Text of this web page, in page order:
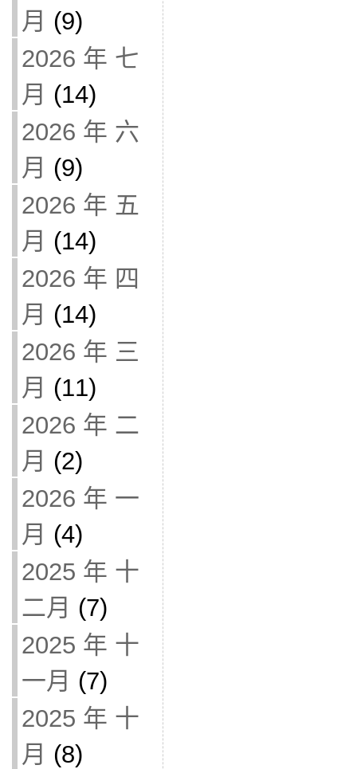
月 (9)
2026 年 七
月 (14)
2026 年 六
月 (9)
2026 年 五
月 (14)
2026 年 四
月 (14)
2026 年 三
月 (11)
2026 年 二
月 (2)
2026 年 一
月 (4)
2025 年 十
二月 (7)
2025 年 十
一月 (7)
2025 年 十
月 (8)